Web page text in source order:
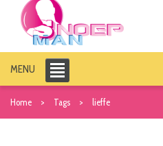
MENU
Home Tags lieffe